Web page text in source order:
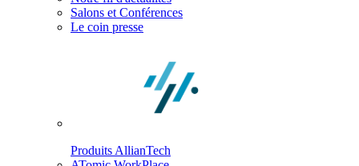
Salons et Conférences
Le coin presse
Produits AllianTech